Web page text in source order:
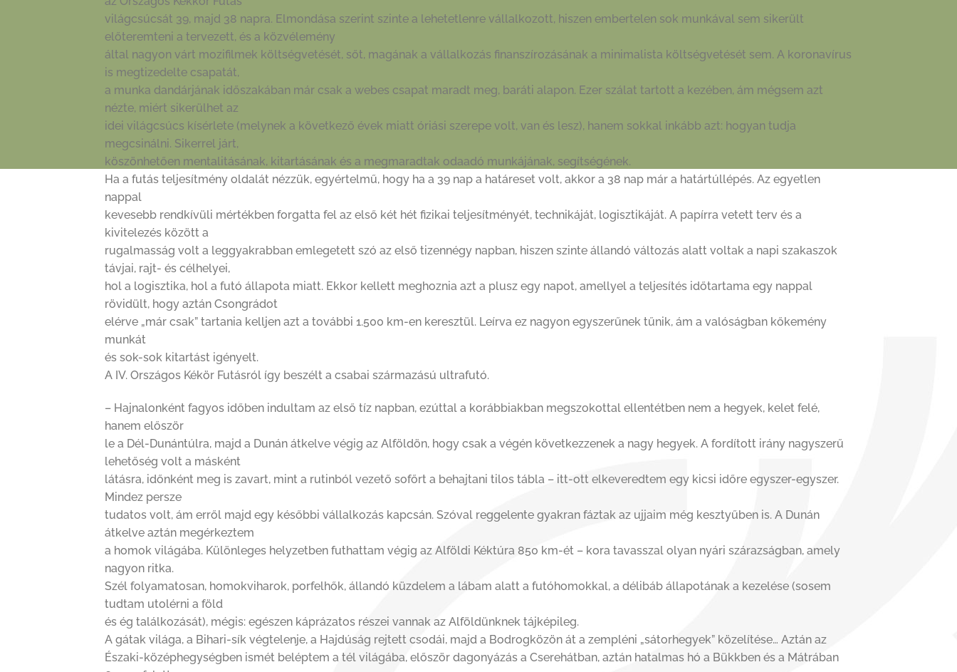
világcsúcsát 39, majd 38 napra. Elmondása szerint szinte a lehetetlenre vállalkozott, hiszen embertelen sok munkával sem sikerült
előteremteni a tervezett, és a közvélemény
által nagyon várt mozifilmek költségvetését, sőt, magának a vállalkozás finanszírozásának a minimalista költségvetését sem. A koronavírus
is megtizedelte csapatát,
a munka dandárjának időszakában már csak a webes csapat maradt meg, baráti alapon. Ezer szálat tartott a kezében, ám mégsem azt
nézte, miért sikerülhet az
idei világcsúcs kísérlete (melynek a következő évek miatt óriási szerepe volt, van és lesz), hanem sokkal inkább azt: hogyan tudja
megcsinálni. Sikerrel járt,
köszönhetően mentalitásának, kitartásának és a megmaradtak odaadó munkájának, segítségének.
Ha a futás teljesítmény oldalát nézzük, egyértelmű, hogy ha a 39 nap a határeset volt, akkor a 38 nap már a határtúllépés. Az egyetlen
nappal
kevesebb rendkívüli mértékben forgatta fel az első két hét fizikai teljesítményét, technikáját, logisztikáját. A papírra vetett terv és a
kivitelezés között a
rugalmasság volt a leggyakrabban emlegetett szó az első tizennégy napban, hiszen szinte állandó változás alatt voltak a napi szakaszok
távjai, rajt- és célhelyei,
hol a logisztika, hol a futó állapota miatt. Ekkor kellett meghoznia azt a plusz egy napot, amellyel a teljesítés időtartama egy nappal
rövidült, hogy aztán Csongrádot
elérve „már csak” tartania kelljen azt a további 1.500 km-en keresztül. Leírva ez nagyon egyszerűnek tűnik, ám a valóságban kőkemény
munkát
és sok-sok kitartást igényelt.
A IV. Országos Kékör Futásról így beszélt a csabai származású ultrafutó.
– Hajnalonként fagyos időben indultam az első tíz napban, ezúttal a korábbiakban megszokottal ellentétben nem a hegyek, kelet felé,
hanem először
le a Dél-Dunántúlra, majd a Dunán átkelve végig az Alföldön, hogy csak a végén következzenek a nagy hegyek. A fordított irány nagyszerű
lehetőség volt a másként
látásra, időnként meg is zavart, mint a rutinból vezető sofőrt a behajtani tilos tábla – itt-ott elkeveredtem egy kicsi időre egyszer-egyszer.
Mindez persze
tudatos volt, ám erről majd egy későbbi vállalkozás kapcsán. Szóval reggelente gyakran fáztak az ujjaim még kesztyűben is. A Dunán
átkelve aztán megérkeztem
a homok világába. Különleges helyzetben futhattam végig az Alföldi Kéktúra 850 km-ét – kora tavasszal olyan nyári szárazságban, amely
nagyon ritka.
Szél folyamatosan, homokviharok, porfelhők, állandó küzdelem a lábam alatt a futóhomokkal, a délibáb állapotának a kezelése (sosem
tudtam utolérni a föld
és ég találkozását), mégis: egészen káprázatos részei vannak az Alföldünknek tájképileg.
A gátak világa, a Bihari-sík végtelenje, a Hajdúság rejtett csodái, majd a Bodrogközön át a zempléni „sátorhegyek” közelítése… Aztán az
Északi-középhegységben ismét beléptem a tél világába, először dagonyázás a Cserehátban, aztán hatalmas hó a Bükkben és a Mátrában